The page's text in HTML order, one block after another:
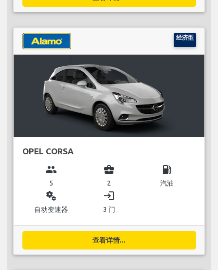
经济型
OPEL CORSA
group
5
business_center
2
local_gas_station
汽油
miscellaneous_services
自动变速器
login
3 门
查看详情...